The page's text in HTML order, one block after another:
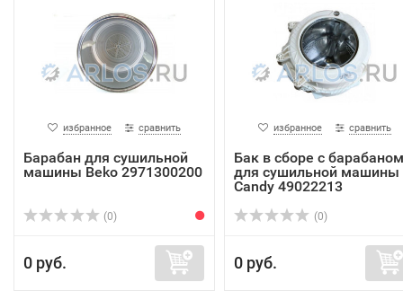
избранное сравнить
Барабан для сушильной
машины Beko 2971300200
(0)
0 руб.
избранное сравнить
Бак в сборе с барабаном
для сушильной машины
Candy 49022213
(0)
0 руб.